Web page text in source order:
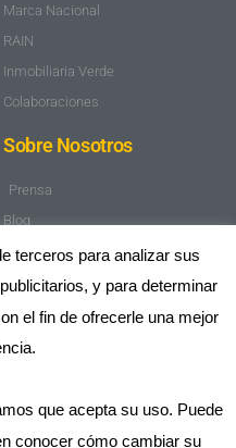
Marca Nacional
RAIN
Inmobiliaria Verde
Colaboraciones
Sobre Nosotros
Prensa
Blog
Mapa de Sitio
Aviso Legal
Política de privacidad
REGISTRADA DE
terceros para analizar sus
y para determinar
el fin de ofrecerle una mejor
que acepta su uso. Puede
conocer cómo cambiar su